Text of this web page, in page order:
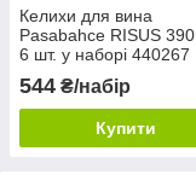
Келихи для вина
Pasabahce RISUS
6 шт. у наборі 440267
544 ₴/набір
Купити